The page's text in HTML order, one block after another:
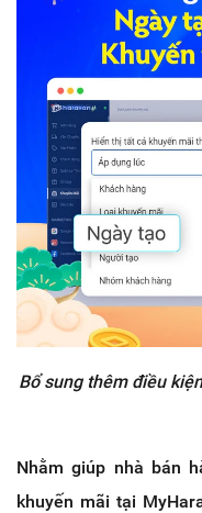
Bổ sung thêm điều
Nhằm giúp nhà bán
khuyến mãi tại